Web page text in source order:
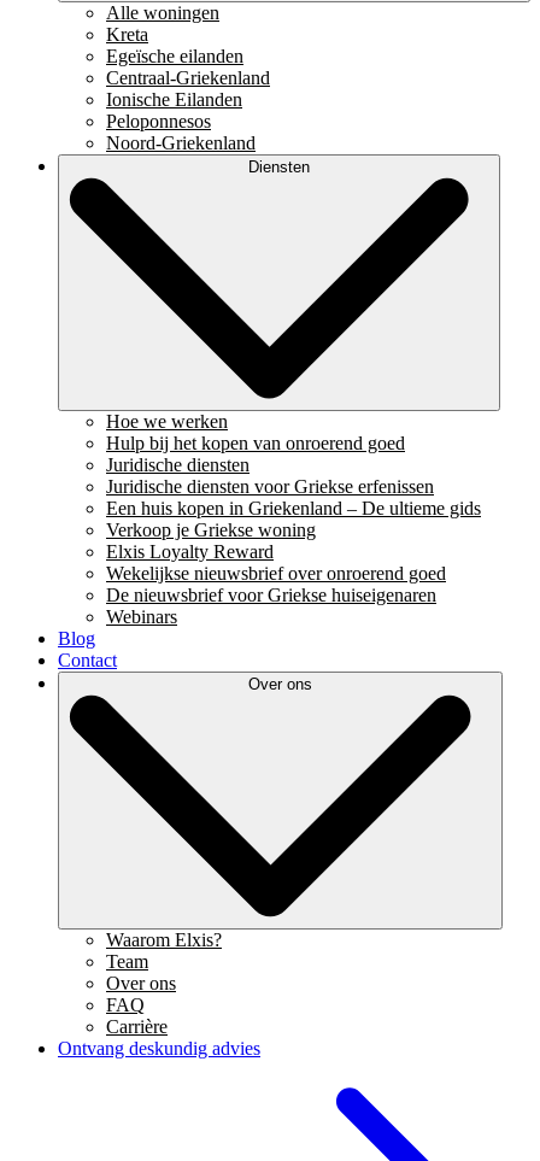
Alle woningen
Kreta
Egeïsche eilanden
Centraal-Griekenland
Ionische Eilanden
Peloponnesos
Noord-Griekenland
Diensten
Hoe we werken
Hulp bij het kopen van onroerend goed
Juridische diensten
Juridische diensten voor Griekse erfenissen
Een huis kopen in Griekenland – De ultieme gids
Verkoop je Griekse woning
Elxis Loyalty Reward
Wekelijkse nieuwsbrief over onroerend goed
De nieuwsbrief voor Griekse huiseigenaren
Webinars
Blog
Contact
Over ons
Waarom Elxis?
Team
Over ons
FAQ
Carrière
Ontvang deskundig advies